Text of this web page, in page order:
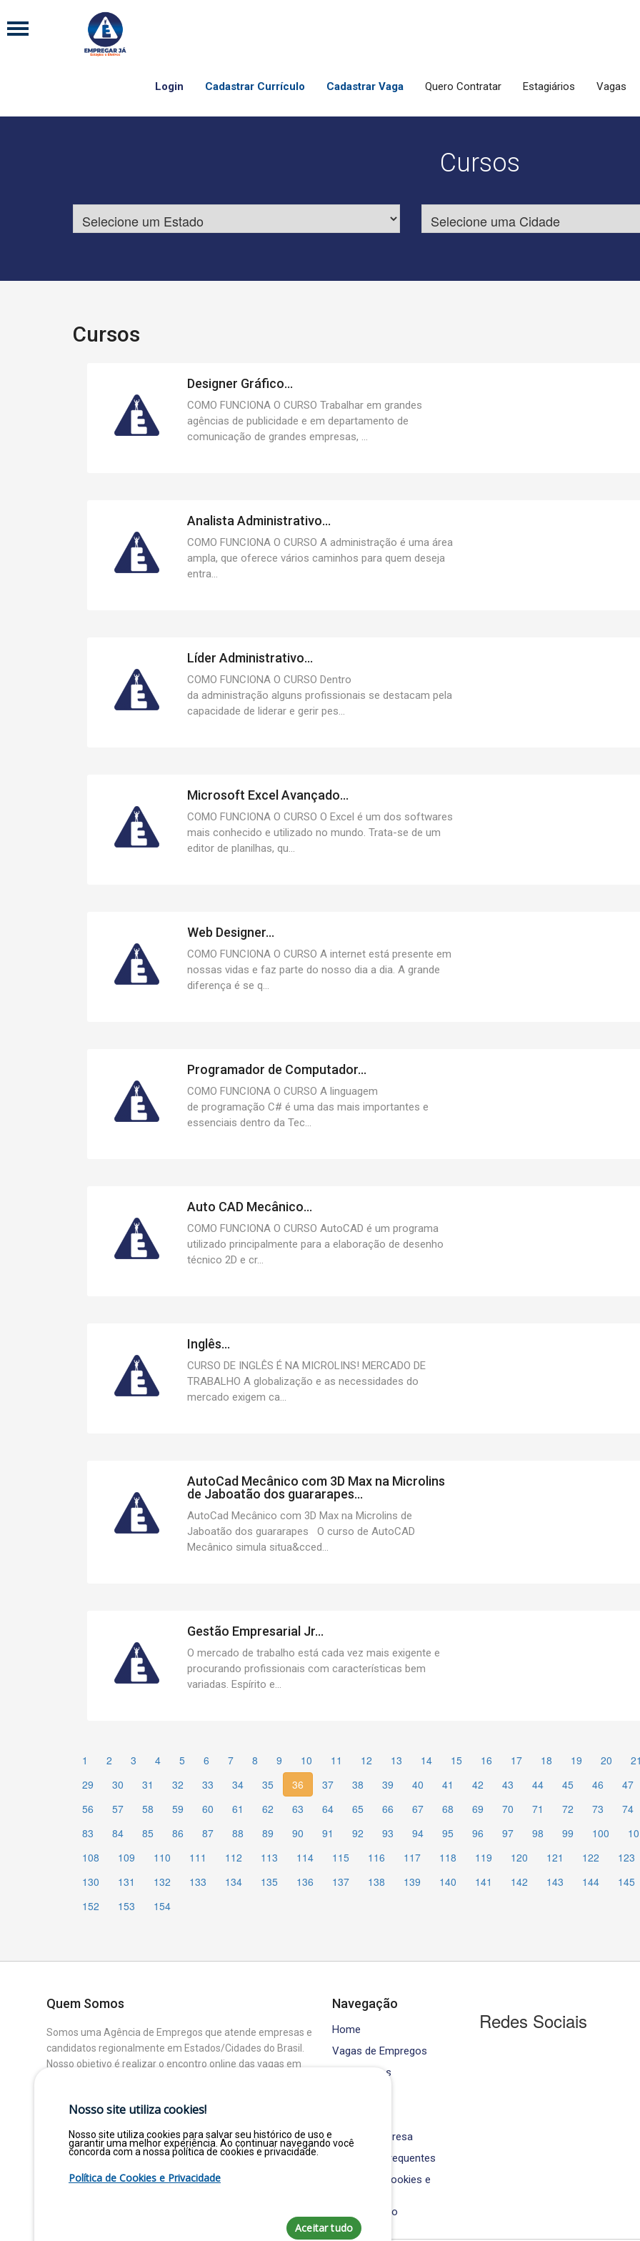
Login Cadastrar Currículo Cadastrar Vaga Quero Contratar Estagiários Vagas
Cursos
Cursos
Designer Gráfico...
COMO FUNCIONA O CURSO Trabalhar em grandes
agências de publicidade e em departamento de
comunicação de grandes empresas, ...
Analista Administrativo...
COMO FUNCIONA O CURSO A administração é uma área
ampla, que oferece vários caminhos para quem deseja
entra...
Líder Administrativo...
COMO FUNCIONA O CURSO Dentro
da administração alguns profissionais se destacam pela
capacidade de liderar e gerir pes...
Microsoft Excel Avançado...
COMO FUNCIONA O CURSO O Excel é um dos softwares
mais conhecido e utilizado no mundo. Trata-se de um
editor de planilhas, qu...
Web Designer...
COMO FUNCIONA O CURSO A internet está presente em
nossas vidas e faz parte do nosso dia a dia. A grande
diferença é se q...
Programador de Computador...
COMO FUNCIONA O CURSO A linguagem
de programação C# é uma das mais importantes e
essenciais dentro da Tec...
Auto CAD Mecânico...
COMO FUNCIONA O CURSO AutoCAD é um programa
utilizado principalmente para a elaboração de desenho
técnico 2D e cr...
Inglês...
CURSO DE INGLÊS É NA MICROLINS! MERCADO DE
TRABALHO A globalização e as necessidades do
mercado exigem ca...
AutoCad Mecânico com 3D Max na Microlins
de Jaboatão dos guararapes...
AutoCad Mecânico com 3D Max na Microlins de
Jaboatão dos guararapes O curso de AutoCAD
Mecânico simula situa&cced...
Gestão Empresarial Jr...
O mercado de trabalho está cada vez mais exigente e
procurando profissionais com características bem
variadas. Espírito e...
1 2 3 4 5 6 7 8 9 10 11 12 13 14 15 16 17 18 19 20 21
29
30 31 32 33 34 35 36 37 38 39 40 41 42 43 44 45 46 47
56
57 58 59 60 61 62 63 64 65 66 67 68 69 70 71 72 73 74
83
84 85 86 87 88 89 90 91 92 93 94 95 96 97 98 99 100
108
109 110 111 112 113 114 115 116 117 118 119 120 121 122 123
130
131 132 133 134 135 136 137 138 139 140 141 142 143 144 145
152
153 154
Quem Somos
Somos uma Agência de Empregos que atende empresas e
candidatos regionalmente em Estados/Cidades do Brasil.
Nosso objetivo é realizar o encontro online das vagas em
Navegação
Home
Vagas de Empregos
Contratados
Área da Empresa
Perguntas Frequentes
Política de Cookies e
Fale Conosco
Redes Sociais
Nosso site utiliza cookies!
Nosso site utiliza cookies para salvar seu histórico de uso e
garantir uma melhor experiência. Ao continuar navegando você
concorda com a nossa política de cookies e privacidade.
Política de Cookies e Privacidade
Aceitar tudo